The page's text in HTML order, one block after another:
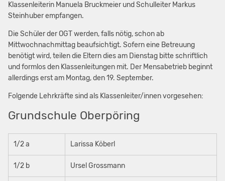
Klassenleiterin Manuela Bruckmeier und Schulleiter Markus
Steinhuber empfangen.
Die Schüler der OGT werden, falls nötig, schon ab
Mittwochnachmittag beaufsichtigt. Sofern eine Betreuung
benötigt wird, teilen die Eltern dies am Dienstag bitte schriftlich
und formlos den Klassenleitungen mit. Der Mensabetrieb beginnt
allerdings erst am Montag, den 19. September.
Folgende Lehrkräfte sind als Klassenleiter/innen vorgesehen:
Grundschule Oberpöring
1/2 a Larissa Köberl
1/2 b Ursel Grossmann